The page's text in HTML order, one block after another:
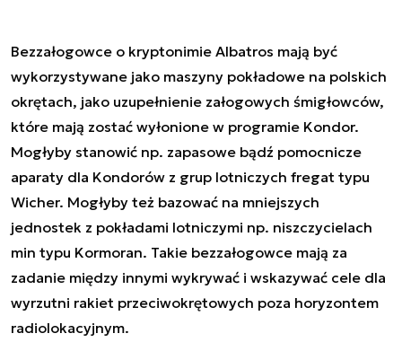
Bezzałogowce o kryptonimie Albatros mają być
wykorzystywane jako maszyny pokładowe na polskich
okrętach, jako uzupełnienie załogowych śmigłowców,
które mają zostać wyłonione w programie Kondor.
Mogłyby stanowić np. zapasowe bądź pomocnicze
aparaty dla Kondorów z grup lotniczych fregat typu
Wicher. Mogłyby też bazować na mniejszych
jednostek z pokładami lotniczymi np. niszczycielach
min typu Kormoran. Takie bezzałogowce mają za
zadanie między innymi wykrywać i wskazywać cele dla
wyrzutni rakiet przeciwokrętowych poza horyzontem
radiolokacyjnym.